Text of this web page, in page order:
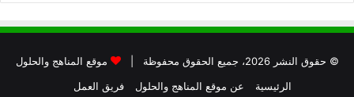
© حقوق النشر 2026، جميع الحقوق محفوظة |
موقع المناهج والحلول
الرئيسية
عن موقع المناهج والحلول فريق العمل